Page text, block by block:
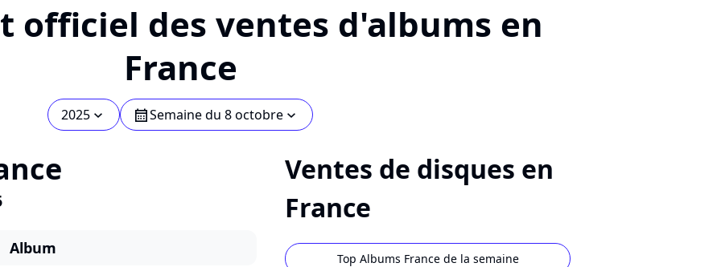
officiel des ventes d'albums en
France
2025 chevron_bot calendarSemaine du 8 octobre chevron_bot
Album
Ventes de disques en
France
Top Albums France de la semaine